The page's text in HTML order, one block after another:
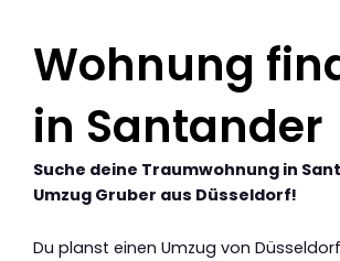
Wohnung
in Santander
Suche deine Traumwohnung in
Umzug Gruber aus Düsseldorf!
Du planst einen Umzug von